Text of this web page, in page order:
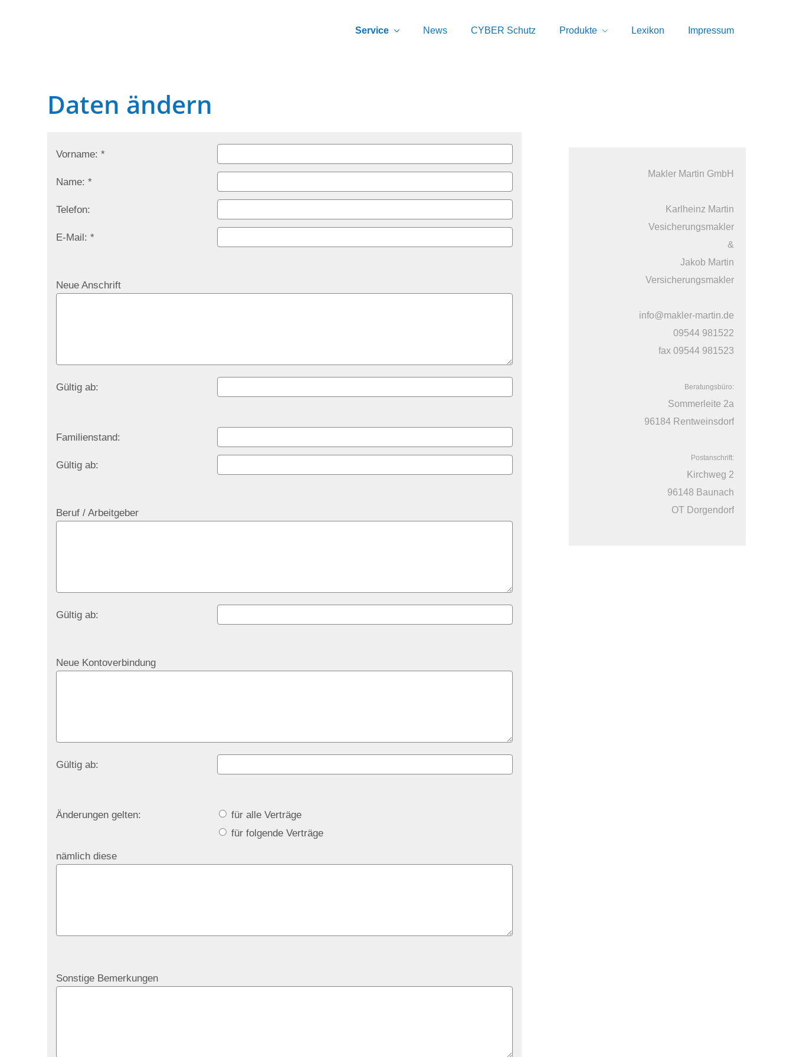
Service News CYBER Schutz Produkte Lexikon Impressum
Makler Martin GmbH
Karlheinz Martin
Vesicherungsmakler
&
Jakob Martin
Versicherungsmakler
info@makler-martin.de
09544 981522
fax 09544 981523
Beratungsbüro:
Sommerleite 2a
96184 Rentweinsdorf
Postanschrift:
Kirchweg 2
96148 Baunach
OT Dorgendorf
Daten ändern
Vorname: *
Name: *
Telefon:
E-Mail: *
Neue Anschrift
Gültig ab:
Familienstand:
Gültig ab:
Beruf / Arbeitgeber
Gültig ab:
Neue Kontoverbindung
Gültig ab:
Änderungen gelten:
für alle Verträge
für folgende Verträge
nämlich diese
Sonstige Bemerkungen